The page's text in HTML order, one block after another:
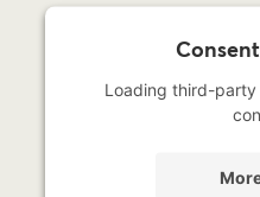
Loading third-